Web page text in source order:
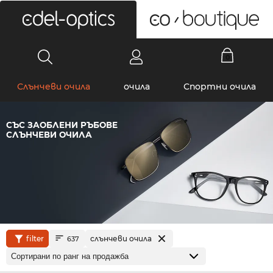
Слънчеви очила очила Спортни очила
СЪС ЗАОБЛЕНИ РЪБОВЕ
СЛЪНЧЕВИ ОЧИЛА
filter 637 слънчеви очила